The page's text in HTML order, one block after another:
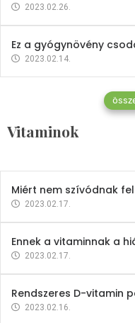
2023.02.26.
Ez a gyógynövény
2023.02.14.
Vitaminok
Vitaminok
Mindent a B-12
2023.02.27.
Miért nem szívódnak
2023.02.17.
Ennek a vitaminnak a
2023.02.17.
Rendszeres D-vitamin
2023.02.16.